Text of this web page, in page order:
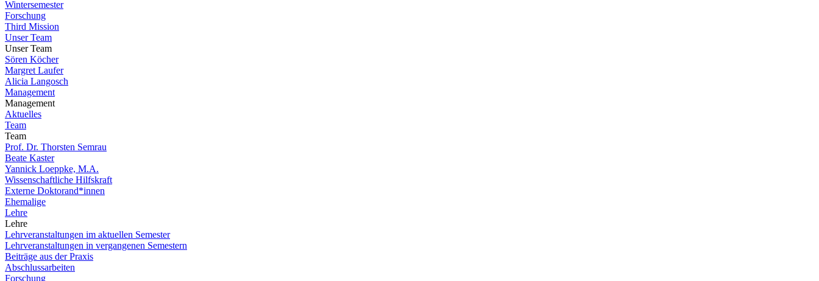
Wintersemester
Forschung
Third Mission
Unser Team
Unser Team
Sören Köcher
Margret Laufer
Alicia Langosch
Management
Management
Aktuelles
Team
Team
Prof. Dr. Thorsten Semrau
Beate Kaster
Yannick Loeppke, M.A.
Wissenschaftliche Hilfskraft
Externe Doktorand*innen
Ehemalige
Lehre
Lehre
Lehrveranstaltungen im aktuellen Semester
Lehrveranstaltungen in vergangenen Semestern
Beiträge aus der Praxis
Abschlussarbeiten
Forschung